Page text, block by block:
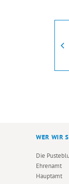
WER WIR
Die
Ehrenamt
Hauptamt